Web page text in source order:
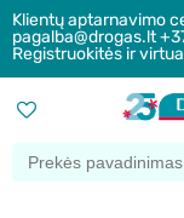
Klientų aptarnavimo
pagalba@drogas.lt
Registruokitės ir